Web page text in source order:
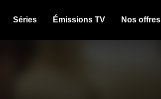
Séries Émissions TV Nos offres